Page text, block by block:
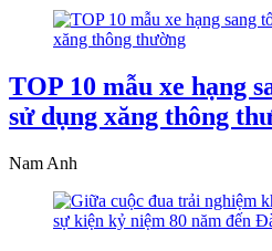
TOP 10 mẫu xe hạng
sử dụng xăng thông
Nam Anh